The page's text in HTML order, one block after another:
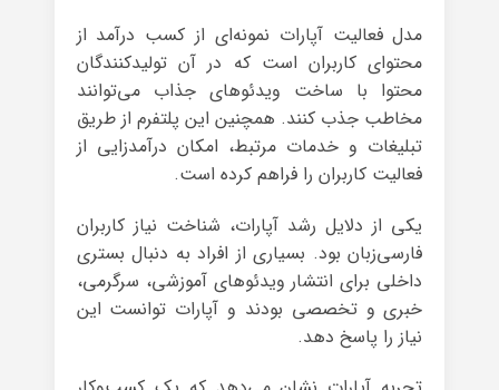
مدل فعالیت آپارات نمونه‌ای از کسب درآمد از
محتوای کاربران است که در آن تولیدکنندگان
محتوا با ساخت ویدئوهای جذاب می‌توانند
مخاطب جذب کنند. همچنین این پلتفرم از طریق
تبلیغات و خدمات مرتبط، امکان درآمدزایی از
فعالیت کاربران را فراهم کرده است.
یکی از دلایل رشد آپارات، شناخت نیاز کاربران
فارسی‌زبان بود. بسیاری از افراد به دنبال بستری
داخلی برای انتشار ویدئوهای آموزشی، سرگرمی،
خبری و تخصصی بودند و آپارات توانست این
نیاز را پاسخ دهد.